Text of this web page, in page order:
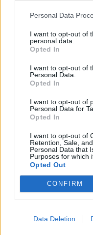
Personal Data
I want to opt-out of
personal data.
Opted In
I want to opt-out of
Personal Data.
Opted In
I want to opt-out of
Personal Data for
Opted In
I want to opt-out of
Retention, Sale,
Personal Data that
Purposes for which
Opted Out
CONFIRM
Data Deletion
Ακολουθήστε το
και μάθετε πρώτοι
Για ακόμη
ειδήσεων
Ακολουθήστε το